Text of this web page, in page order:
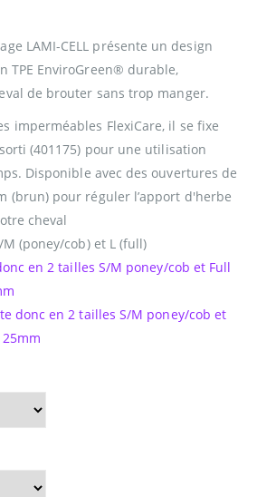
LAMI-CELL présente un design
TPE EnviroGreen® durable,
de brouter sans trop manger.
imperméables FlexiCare, il se fixe
(401175) pour une utilisation
Disponible avec des ouvertures de
(brun) pour réguler l’apport d'herbe
cheval
(poney/cob) et L (full)
en 2 tailles S/M poney/cob et Full
donc en 2 tailles S/M poney/cob et